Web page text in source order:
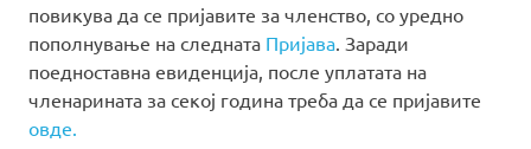
повикува да се пријавите за членство, со уредно
пополнување на следната Пријава. Заради
поедноставна евиденција, после уплатата на
членарината за секој година треба да се пријавите
овде.